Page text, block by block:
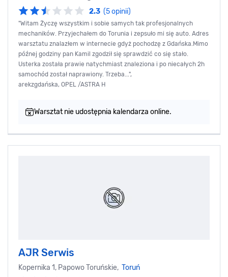
2.3 (5 opinii)
"Witam Życzę wszystkim i sobie samych tak profesjonalnych
mechaników. Przyjechałem do Torunia i zepsuło mi się auto. Adres
warsztatu znalazłem w internecie gdyż pochodzę z Gdańska.Mimo
późnej godziny pan Kamil zgodził się sprawdzić co się stało.
Usterka została prawie natychmiast znaleziona i po niecałych 2h
samochód został naprawiony. Trzeba...",
arekzgdańska, OPEL /ASTRA H
Warsztat nie udostępnia kalendarza online.
AJR Serwis
Kopernika 1, Papowo Toruńskie, Toruń